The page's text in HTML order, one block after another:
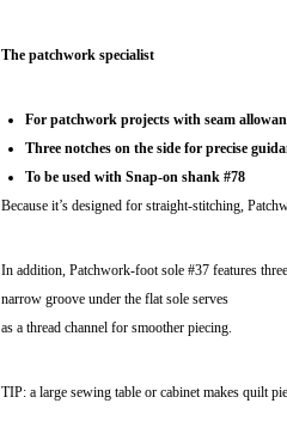
The patchwork specialist
For patchwork projects with seam
Three notches on the side for precise
To be used with Snap-on shank #78
Because it’s designed for straight-stitching,
In addition, Patchwork-foot sole #37 features
narrow groove under the flat sole serves
as a thread channel for smoother piecing.
TIP: a large sewing table or cabinet makes quilt